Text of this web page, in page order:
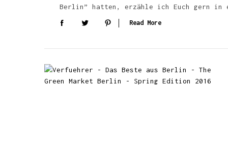
Berlin” hatten, erzähle ich Euch gern in
Read More